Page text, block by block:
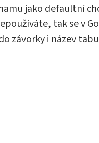
jako defaultní
tak se v
závorky i název